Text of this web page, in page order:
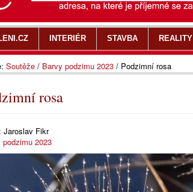
Soutěže / Barvy podzimu 2023 / Podzimní rosa
rosa
Jaroslav Fikr
podzimu 2023
INTERIÉR STAVBA REALITY